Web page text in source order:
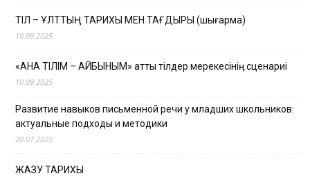
ТІЛ – ҰЛТТЫҢ ТАРИХЫ МЕН ТАҒДЫРЫ (шығарма)
10.09.2025
«АНА ТІЛІМ – АЙБЫНЫМ» атты тілдер мерекесінің сценариі
10.09.2025
Развитие навыков письменной речи у младших школьников:
актуальные подходы и методики
20.07.2025
ЖАЗУ ТАРИХЫ